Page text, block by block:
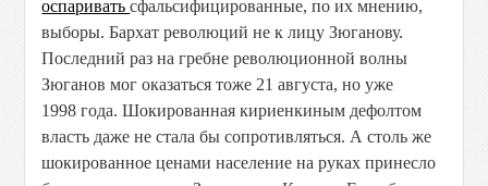
оспариватьсфальсифицированные, по их мнению,
выборы. Бархат революций не к лицу Зюганову.
Последний раз на гребне революционной волны
Зюганов мог оказаться тоже 21 августа, но уже
1998 года. Шокированная кириенкиным дефолтом
власть даже не стала бы сопротивляться. А столь же
шокированное ценами население на руках принесло